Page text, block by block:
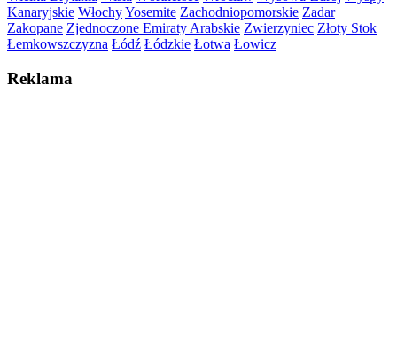
Kanaryjskie WłochyYosemite Zachodniopomorskie Zadar
Zakopane Zjednoczone Emiraty Arabskie Zwierzyniec Złoty Stok
Łemkowszczyzna Łódź Łódzkie Łotwa Łowicz
Reklama